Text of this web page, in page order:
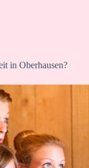
in Oberhausen?